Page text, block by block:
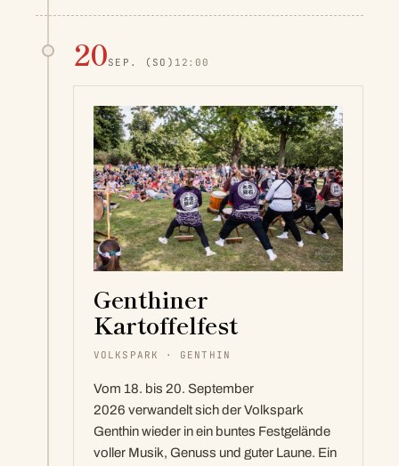
20SEP. (SO) 12:00
Genthiner
Kartoffelfest
VOLKSPARK · GENTHIN
Vom 18. bis 20. September
2026 verwandelt sich der Volkspark
Genthin wieder in ein buntes Festgelände
voller Musik, Genuss und guter Laune. Ein